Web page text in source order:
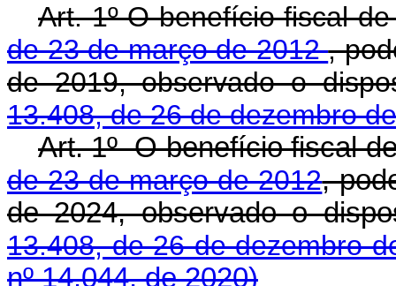
Art. 1º O benefício fiscal
de 23 de março de 2012,
de 2019, observado o
13.408, de 26 de dezembro
Art. 1º O benefício fiscal
de 23 de março de 2012,
de 2024, observado o
13.408, de 26 de dezembro
nº 14.044, de 2020)